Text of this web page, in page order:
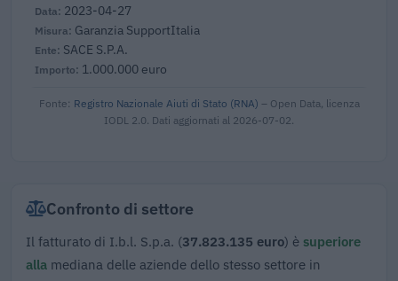
2023-04-27
Garanzia SupportItalia
SACE S.P.A.
1.000.000 euro
Fonte: Registro Nazionale Aiuti di Stato (RNA) – Open Data, licenza
IODL 2.0. Dati aggiornati al 2026-07-02.
Confronto di settore
Il fatturato di I.b.l. S.p.a. (37.823.135 euro) è superiore
alla mediana delle aziende dello stesso settore in